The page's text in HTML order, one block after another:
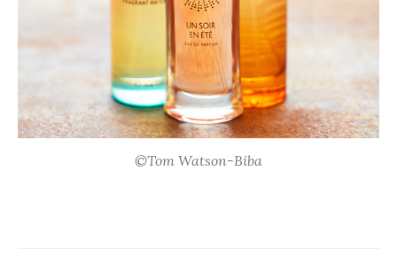
©Tom Watson-Biba